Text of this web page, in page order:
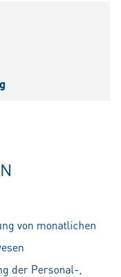
von monatlichen
der Personal-,